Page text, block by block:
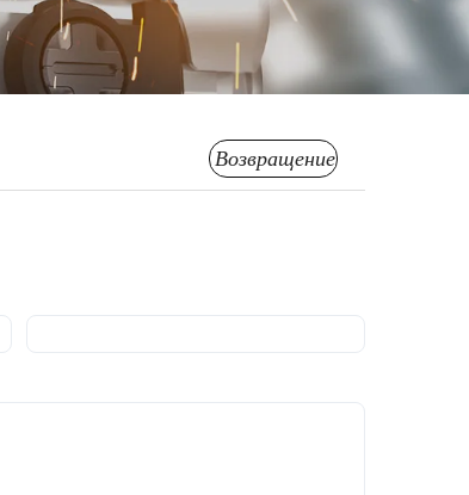
Возвращение